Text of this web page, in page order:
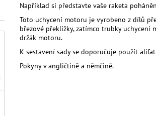
Například si představte vaše raketa
Toto uchycení motoru je vyrobeno z dílů
březové překližky, zatímco trubky
držák motoru.
K sestavení sady se doporučuje použít
Pokyny v angličtině a němčině.